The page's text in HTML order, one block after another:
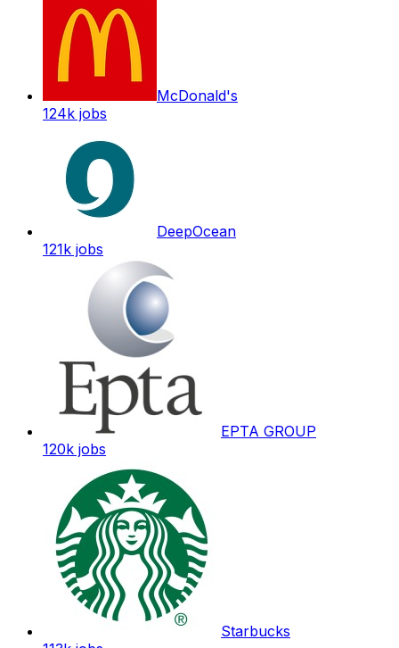
McDonald's
124k jobs
DeepOcean
121k jobs
EPTA GROUP
120k jobs
Starbucks